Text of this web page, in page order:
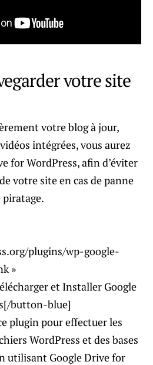
votre site
votre blog à jour,
intégrées, vous aurez
for WordPress, afin d’éviter
votre site en cas de panne
piratage.
plugins/wp-google-
»
et Installer Google
button-blue]
plugin pour effectuer les
WordPress et des bases
utilisant Google Drive for